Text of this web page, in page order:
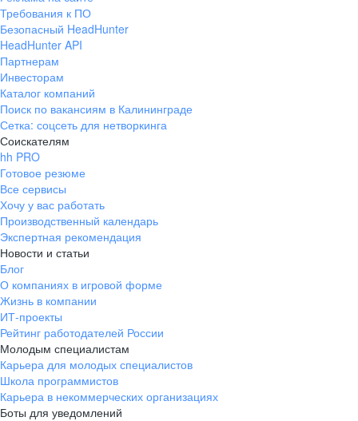
Требования к ПО
Безопасный HeadHunter
HeadHunter API
Партнерам
Инвесторам
Каталог компаний
Поиск по вакансиям в Калининграде
Сетка: соцсеть для нетворкинга
Соискателям
hh PRO
Готовое резюме
Все сервисы
Хочу у вас работать
Производственный календарь
Экспертная рекомендация
Новости и статьи
Блог
О компаниях в игровой форме
Жизнь в компании
ИТ-проекты
Рейтинг работодателей России
Молодым специалистам
Карьера для молодых специалистов
Школа программистов
Карьера в некоммерческих организациях
Боты для уведомлений